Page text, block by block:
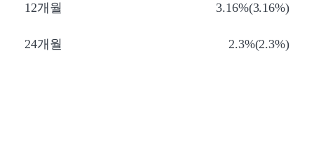
12개월 3.16%(3.16%)
24개월 2.3%(2.3%)